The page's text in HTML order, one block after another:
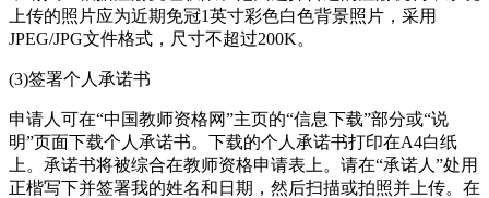
上传的照片应为近期免冠1英寸彩色白色背景照片，采用
JPEG/JPG文件格式，尺寸不超过200K。
(3)签署个人承诺书
申请人可在“中国教师资格网”主页的“信息下载”部分或“说
明”页面下载个人承诺书。下载的个人承诺书打印在A4白纸
上。承诺书将被综合在教师资格申请表上。请在“承诺人”处用
正楷写下并签署我的姓名和日期，然后扫描或拍照并上传。在